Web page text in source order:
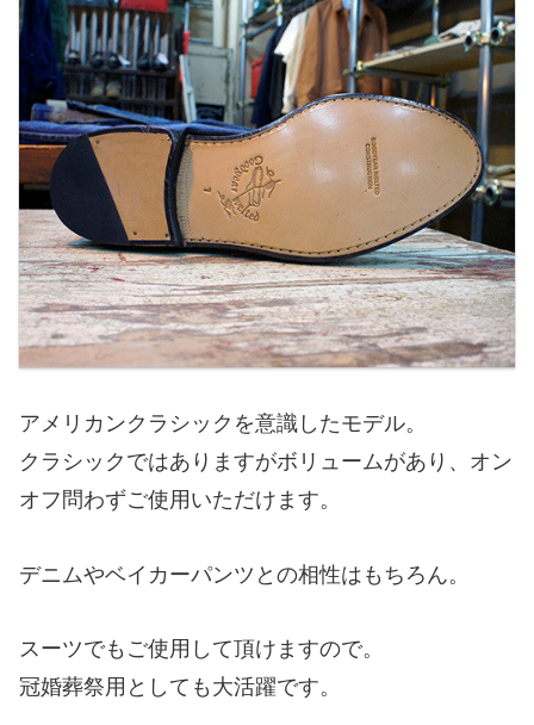
アメリカンクラシックを意識したモデル。
クラシックではありますがボリュームがあり、オン
オフ問わずご使用いただけます。
デニムやベイカーパンツとの相性はもちろん。
スーツでもご使用して頂けますので。
冠婚葬祭用としても大活躍です。